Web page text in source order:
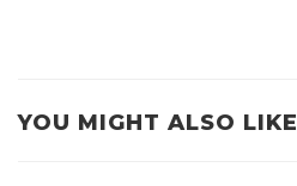
YOU MIGHT ALSO LIKE